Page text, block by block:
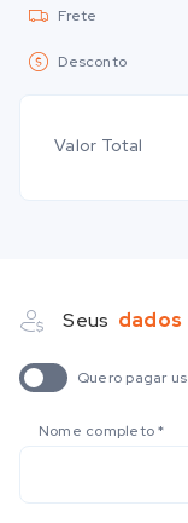
Frete
Desconto
Valor Total
Seus dados
Quero pagar
Nome completo*